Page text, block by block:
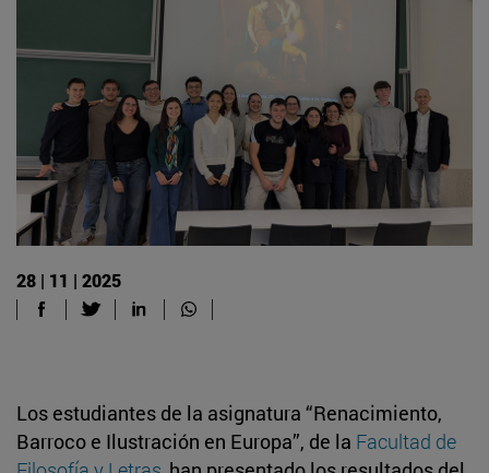
28 | 11 | 2025
Los estudiantes de la asignatura “Renacimiento,
Barroco e Ilustración en Europa”, de la Facultad de